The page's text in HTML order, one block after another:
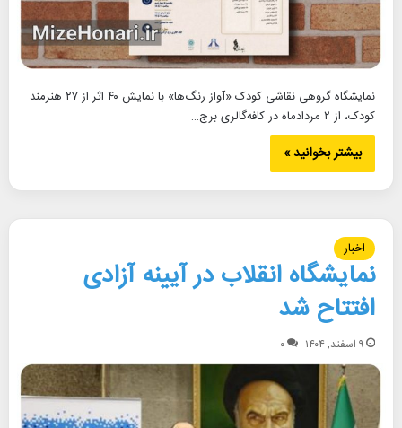
نمایشگاه گروهی نقاشی کودک «آواز رنگ‌ها» با نمایش ۴۰ اثر از ۲۷ هنرمند
کودک، از ۲ مردادماه در کافه‌گالری برج…
بیشتر بخوانید »
اخبار
نمایشگاه انقلاب در آیینه آزادی
افتتاح شد
۹ اسفند, ۱۴۰۴ ۰